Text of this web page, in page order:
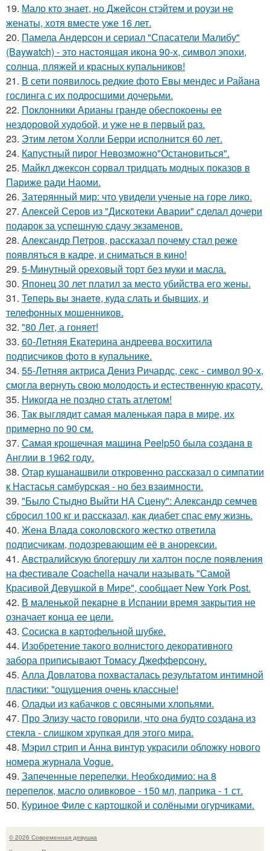
19. Мало кто знает, но Джейсон стэйтем и роузи не
женаты, хотя вместе уже 16 лет.
20. Памела Андерсон и сериал "Спасатели Малибу"
(Baywatch) - это настоящая икона 90-х, символ эпохи,
солнца, пляжей и красных купальников!
21. В сети появилось редкие фото Евы мендес и Райана
гослинга с их подросшими дочерьми.
22. Поклонники Арианы гранде обеспокоены ее
нездоровой худобой, и уже не в первый раз.
23. Этим летом Холли Берри исполнится 60 лет.
24. Капустный пирог Невозможно"Остановиться".
25. Майкл джексон сорвал тридцать модных показов в
Париже ради Наоми.
26. Затерянный мир: что увидели ученые на горе лико.
27. Алексей Серов из "Дискотеки Аварии" сделал дочери
подарок за успешную сдачу экзаменов.
28. Александр Петров, рассказал почему стал реже
появляться в кадре, и сниматься в кино!
29. 5-Минутный ореховый торт без муки и масла.
30. Японец 30 лет платил за место убийства его жены.
31. Теперь вы знaетe, куда слать и бывших, и
телeфонныx мошенников.
32. "80 Лет, а гоняет!
33. 60-Летняя Екатерина андреева восхитила
подписчиков фото в купальнике.
34. 55-Летняя актриса Дениз Ричардс, секс - символ 90-х,
смогла вернуть свою молодость и естественную красоту.
35. Никогда не поздно стать атлетом!
36. Так выглядит самая маленькая пара в мире, их
примерно по 90 см.
37. Самая крошечная машинa Peelp50 была созданa в
Англии в 1962 году.
38. Отар кушанашвили откровенно рассказал о симпатии
к Настасья самбурская - но без взаимности.
39. "Было Стыдно Выйти НА Сцену": Александр семчев
сбросил 100 кг и рассказал, как диабет спас ему жизнь.
40. Жена Влада соколовского жестко ответила
подписчикам, подозревающим её в анорексии.
41. Австралийскую блогершу ли халтон после появления
на фестивале Coachella начали называть "Самой
Красивой Девушкой в Мире", сообщает New York Post.
42. В маленькой пекарне в Испании время закрытия не
означает конца ее цели.
43. Сосиска в картофельной шубке.
44. Изобретение такого волнистого декоративного
забора приписывают Томасу Джефферсону.
45. Алла Довлатова похвасталась результатом интимной
пластики: "ощущения очень классные!
46. Оладьи из кабачков с овсяными хлопьями.
47. Про Элизу часто говорили, что она будто создана из
стекла - слишком хрупкая для этого мира.
48. Мэрил стрип и Анна винтур украсили обложку нового
номера журнала Vogue.
49. Запеченные перепелки. Необходимио: на 8
перепелок, масло оливковое - 150 мл, паприка - 1 ст.
50. Куриное Филе с картошкой и солёными огурчиками.
© 2026 Современная девушка